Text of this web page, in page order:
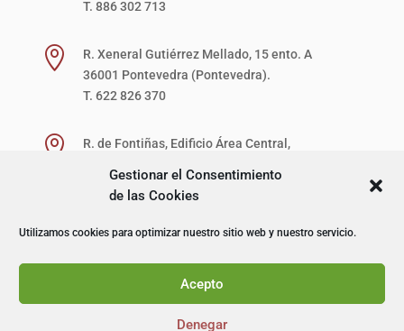
Gestionar el Consentimiento
de las Cookies
Utilizamos cookies para optimizar nuestro sitio web y nuestro servicio.
Acepto
Denegar
T. 886 302 713

R. Xeneral Gutiérrez Mellado, 15 ento. A
36001 Pontevedra (Pontevedra).
T. 622 826 370

R. de Fontiñas, Edificio Área Central,
© I+D Capacitación Profesional